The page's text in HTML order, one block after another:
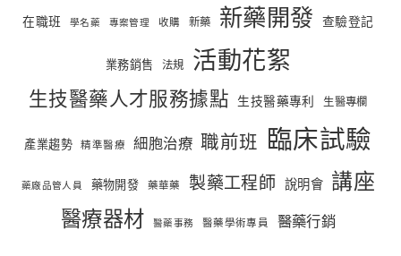
在職班 學名藥 專案管理 收購 新藥 新藥開發 查驗登記
業務銷售 法規 活動花絮
生技醫藥人才服務據點 生技醫藥專利 生醫專欄
產業趨勢 精準醫療 細胞治療 職前班 臨床試驗
藥廠品管人員 藥物開發 藥華藥 製藥工程師 說明會 講座
醫療器材 醫藥事務 醫藥學術專員 醫藥行銷